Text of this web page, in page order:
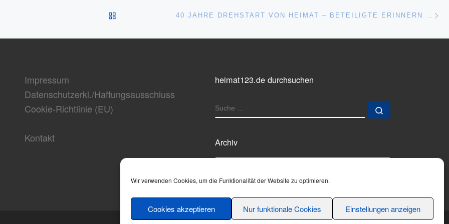
Wir verwenden Cookies, um die Funktionalität der Website zu optimieren.
Cookies akzeptieren Nur funktionale Cookies Einstellungen anzeigen
ZURÜCK ZUR BEITRAGSLISTE 40 JAHRE DREHSTART VON HEIMAT – BETEILIGTE ERINNERN SICH
Impressum
Datenschutzerkl./Haftungsausschluss
Cookie-Richtlinie (EU)
Kontakt
heimat123.de durchsuchen
SUCHE
Archiv